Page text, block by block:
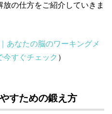
の仕方をご紹介していきま
あなたの脳のワーキングメ
すぐチェック ）
すための鍛え方